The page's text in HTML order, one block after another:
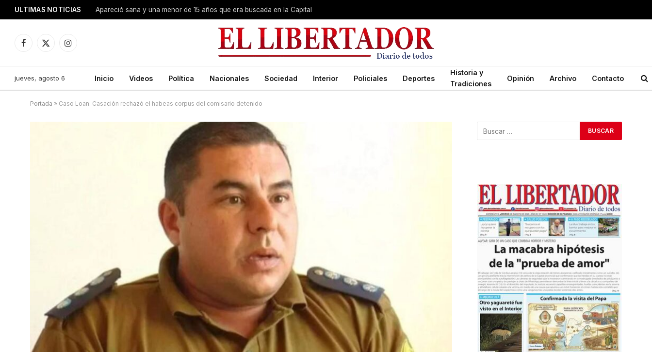
ULTIMAS NOTICIAS Apareció sana y una menor de 15 años que era buscada en la Capital
Facebook
X
Instagram
jueves, agosto 6 Inicio Videos Política Nacionales Sociedad Interior Policiales Deportes
Historia y
Tradiciones
Opinión Archivo Contacto
Portada » Caso Loan: Casación rechazó el habeas corpus del comisario detenido